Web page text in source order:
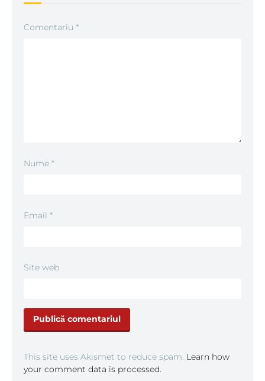
Comentariu *
Nume *
Email *
Site web
This site uses Akismet to reduce spam. Learn how
your comment data is processed.